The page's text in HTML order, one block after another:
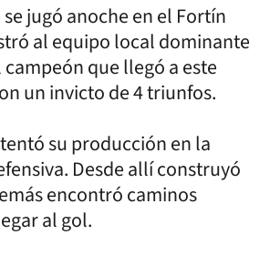
jugó anoche en el Fortín
al equipo local dominante
que llegó a este
un invicto de 4 triunfos.
su producción en la
Desde allí construyó
encontró caminos
al gol.